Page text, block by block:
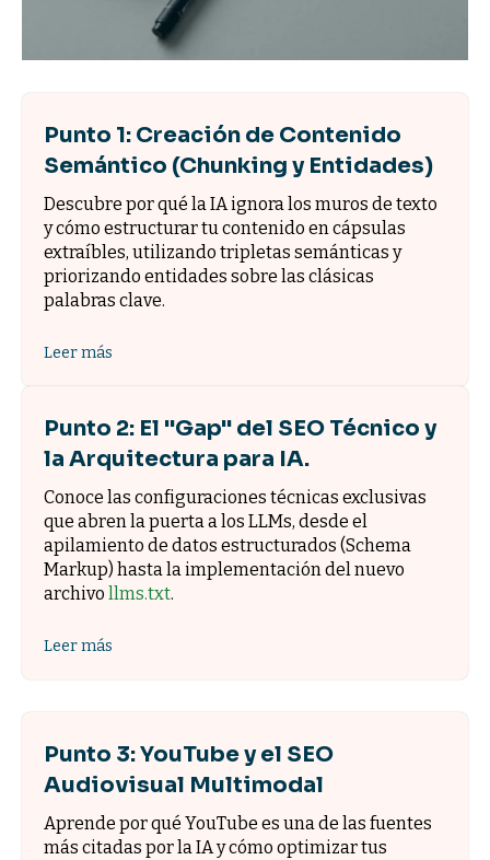
Punto 1: Creación de Contenido
Semántico (Chunking y Entidades)
Descubre por qué la IA ignora los muros de texto
y cómo estructurar tu contenido en cápsulas
extraíbles, utilizando tripletas semánticas y
priorizando entidades sobre las clásicas
palabras clave.
Leer más
Punto 2: El "Gap" del SEO Técnico y
la Arquitectura para IA.
Conoce las configuraciones técnicas exclusivas
que abren la puerta a los LLMs, desde el
apilamiento de datos estructurados (Schema
Markup) hasta la implementación del nuevo
archivo llms.txt.
Leer más
Punto 3: YouTube y el SEO
Audiovisual Multimodal
Aprende por qué YouTube es una de las fuentes
más citadas por la IA y cómo optimizar tus